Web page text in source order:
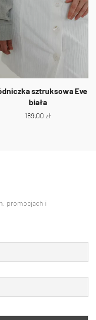
sztruksowa Eve
biała
189,00 zł
promocjach i